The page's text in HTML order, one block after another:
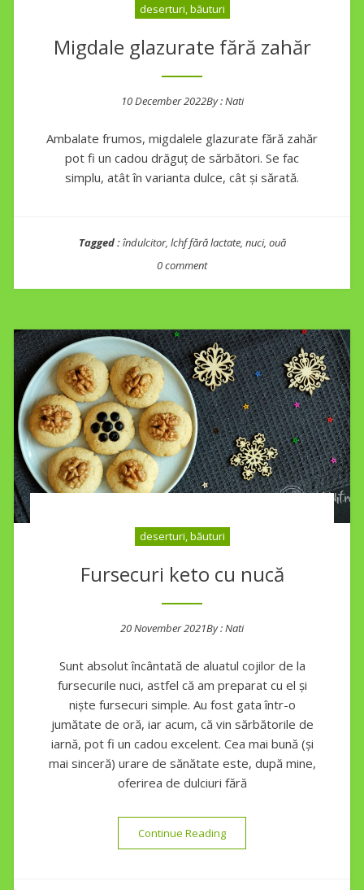
deserturi, băuturi
Migdale glazurate fără zahăr
10 December 2022By :Nati
Ambalate frumos, migdalele glazurate fără zahăr
pot fi un cadou drăguț de sărbători. Se fac
simplu, atât în varianta dulce, cât și sărată.
Tagged :îndulcitor, lchf fără lactate, nuci, ouă
0 comment
deserturi, băuturi
Fursecuri keto cu nucă
20 November 2021By :Nati
Sunt absolut încântată de aluatul cojilor de la
fursecurile nuci, astfel că am preparat cu el și
niște fursecuri simple. Au fost gata într-o
jumătate de oră, iar acum, că vin sărbătorile de
iarnă, pot fi un cadou excelent. Cea mai bună (și
mai sinceră) urare de sănătate este, după mine,
oferirea de dulciuri fără
Continue Reading“Fursecuri keto cu nucă”